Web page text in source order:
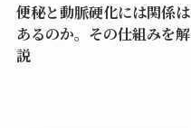
便秘と動脈硬化には関係は
あるのか。その仕組みを解
説